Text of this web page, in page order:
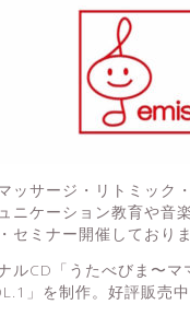
ッサージ・リトミック
ニケーション教育や音
セミナー開催しておりま
ルCD「うたべびま〜マ
」を制作。好評販売中